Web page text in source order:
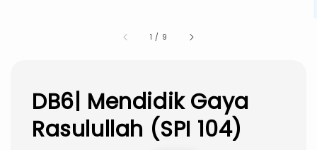
1 / 9
DB6| Mendidik Gaya
Rasulullah (SPI 104)